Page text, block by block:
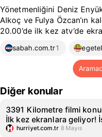
Yönetmenliğini Deniz
Alkoç ve Fulya Özcan’ın
20.00’de ilk kez atv’de
sabah.com.tr1
Diğer konular
3391 Kilometre filmi
İlk kez ekranlara geliyor!
oyuncuları ve
hurriyet.com.tr 8 Mayıs